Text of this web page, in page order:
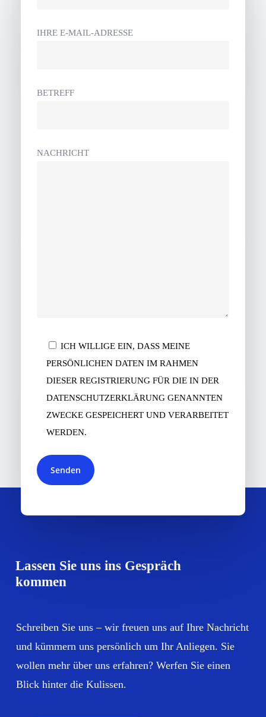
IHRE E-MAIL-ADRESSE
BETREFF
NACHRICHT
ICH WILLIGE EIN, DASS MEINE
PERSÖNLICHEN DATEN IM RAHMEN
DIESER REGISTRIERUNG FÜR DIE IN DER
DATENSCHUTZERKLÄRUNG GENANNTEN
ZWECKE GESPEICHERT UND VERARBEITET
WERDEN.
Lassen Sie uns ins Gespräch
kommen
Schreiben Sie uns – wir freuen uns auf Ihre Nachricht
und kümmern uns persönlich um Ihr Anliegen. Sie
wollen mehr über uns erfahren? Werfen Sie einen
Blick hinter die Kulissen.